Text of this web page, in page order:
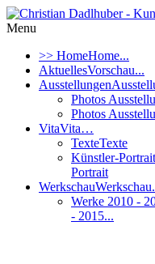
Menu
>> HomeHome...
AktuellesVorschau...
Ausstellungen
Photos
Photos
VitaVita…
TexteTexte
Künstler-Portrait
Portrait
Werkschau
Werke 2010 -
- 2015...